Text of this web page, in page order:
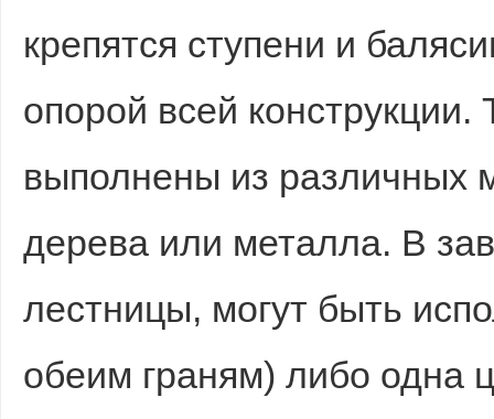
крепятся ступени и
опорой всей конструкции.
выполнены из различных
дерева или металла. В
лестницы, могут быть
обеим граням) либо одна